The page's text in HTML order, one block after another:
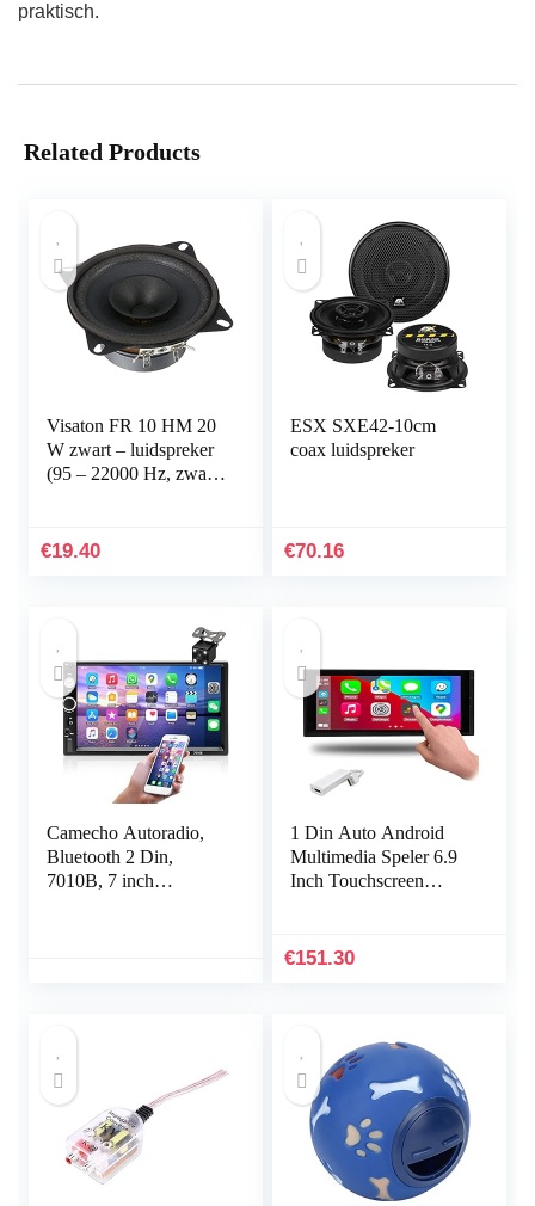
praktisch.
Related Products
Visaton FR 10 HM 20
W zwart – luidspreker
(95 – 22000 Hz, zwart,
€19.40
ESX SXE42-10cm
coax luidspreker
€70.16
Camecho Autoradio,
Bluetooth 2 Din,
7010B, 7 inch
beveiligingscamera
1 Din Auto Android
Multimedia Speler 6.9
Inch Touchscreen
WiFi Universele 1din
€151.30